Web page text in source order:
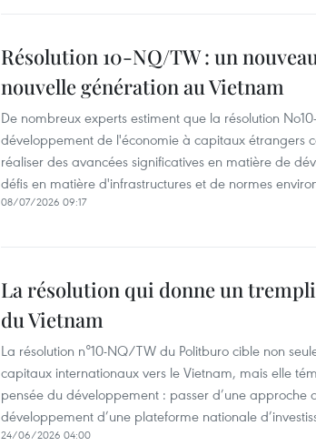
Résolution 10-NQ/TW : un
nouvelle génération au Vietnam
De nombreux experts estiment que la résolution
développement de l'économie à capitaux étrangers
réaliser des avancées significatives en matière de
défis en matière d'infrastructures et de normes
08/07/2026 09:17
La résolution qui donne un
du Vietnam
La résolution n°10-NQ/TW du Politburo cible non
capitaux internationaux vers le Vietnam, mais elle
pensée du développement : passer d’une approche
développement d’une plateforme nationale
24/06/2026 04:00